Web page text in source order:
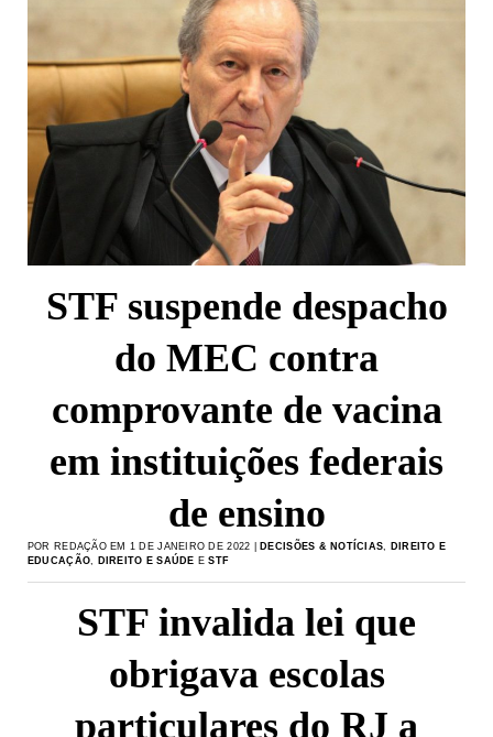
STF suspende despacho
do MEC contra
comprovante de vacina
em instituições federais
de ensino
POR REDAÇÃO EM 1 DE JANEIRO DE 2022 | DECISÕES & NOTÍCIAS
DIREITO E
EDUCAÇÃO
DIREITO E SAÚDE ESTF
STF invalida lei que
obrigava escolas
particulares do RJ a